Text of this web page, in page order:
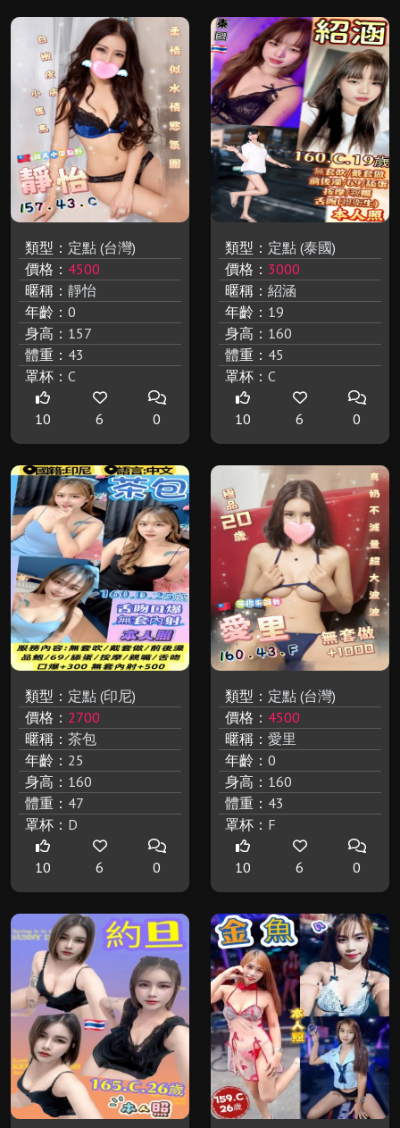
類型： 定點 (台灣)
價格： 4500
暱稱： 靜怡
年齡： 0
身高： 157
體重： 43
罩杯： C
10 6 0
類型： 定點 (泰國)
價格： 3000
暱稱： 紹涵
年齡： 19
身高： 160
體重： 45
罩杯： C
10 6 0
類型： 定點 (印尼)
價格： 2700
暱稱： 茶包
年齡： 25
身高： 160
體重： 47
罩杯： D
10 6 0
類型： 定點 (台灣)
價格： 4500
暱稱： 愛里
年齡： 0
身高： 160
體重： 43
罩杯： F
10 6 0